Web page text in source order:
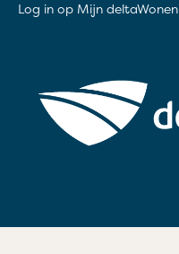
Log in op Mijn deltaWonen